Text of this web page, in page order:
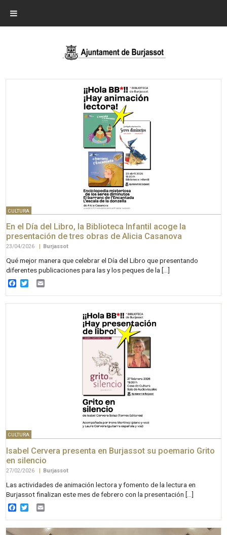
CULTURA
En el Día del Libro, la Biblioteca Infantil acoge la
presentación de tres obras de Alicia Casanova
23/04/2026 Burjassot
Qué mejor manera que celebrar el Día del Libro que presentando
diferentes publicaciones para las y los peques de la […]
Facebook
Twitter
CULTURA
Isabel Cervera presenta en Burjassot su poemario Grito
en silencio
27/02/2026 | Burjassot
Las actividades de animación lectora y fomento de la lectura en
Burjassot finalizan este mes de febrero con la presentación […]
Facebook
Twitter